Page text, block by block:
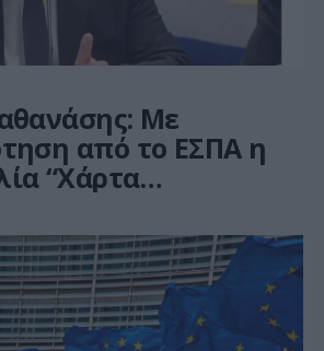
Με
από το ΕΣΠΑ η
“Χάρτα
για 39 μικρά νησιά
κατοίκους